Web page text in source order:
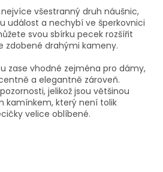
l
á
d
a
í
p
r
v
k
všestranný druh náušnic,
událost a nechybí ve šperkovnici
svou sbírku pecek rozšířit
zdobené drahými kameny.
zase vhodné zejména pro dámy,
a elegantně zároveň.
jelikož jsou většinou
kamínkem, který není tolik
velice oblíbené.